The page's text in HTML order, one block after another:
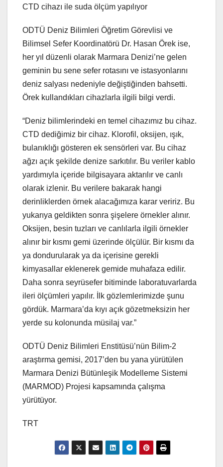
CTD cihazı ile suda ölçüm yapılıyor
ODTÜ Deniz Bilimleri Öğretim Görevlisi ve
Bilimsel Sefer Koordinatörü Dr. Hasan Örek ise,
her yıl düzenli olarak Marmara Denizi’ne gelen
geminin bu sene sefer rotasını ve istasyonlarını
deniz salyası nedeniyle değiştiğinden bahsetti.
Örek kullandıkları cihazlarla ilgili bilgi verdi.
“Deniz bilimlerindeki en temel cihazımız bu cihaz.
CTD dediğimiz bir cihaz. Klorofil, oksijen, ışık,
bulanıklığı gösteren ek sensörleri var. Bu cihaz
ağzı açık şekilde denize sarkıtılır. Bu veriler kablo
yardımıyla içeride bilgisayara aktarılır ve canlı
olarak izlenir. Bu verilere bakarak hangi
derinliklerden örnek alacağımıza karar veririz. Bu
yukarıya geldikten sonra şişelere örnekler alınır.
Oksijen, besin tuzları ve canlılarla ilgili örnekler
alınır bir kısmı gemi üzerinde ölçülür. Bir kısmı da
ya dondurularak ya da içerisine gerekli
kimyasallar eklenerek gemide muhafaza edilir.
Daha sonra seyrüsefer bitiminde laboratuvarlarda
ileri ölçümleri yapılır. İlk gözlemlerimizde şunu
gördük. Marmara’da kıyı açık gözetmeksizin her
yerde su kolonunda müsilaj var.”
ODTÜ Deniz Bilimleri Enstitüsü’nün Bilim-2
araştırma gemisi, 2017’den bu yana yürütülen
Marmara Denizi Bütünleşik Modelleme Sistemi
(MARMOD) Projesi kapsamında çalışma
yürütüyor.
TRT